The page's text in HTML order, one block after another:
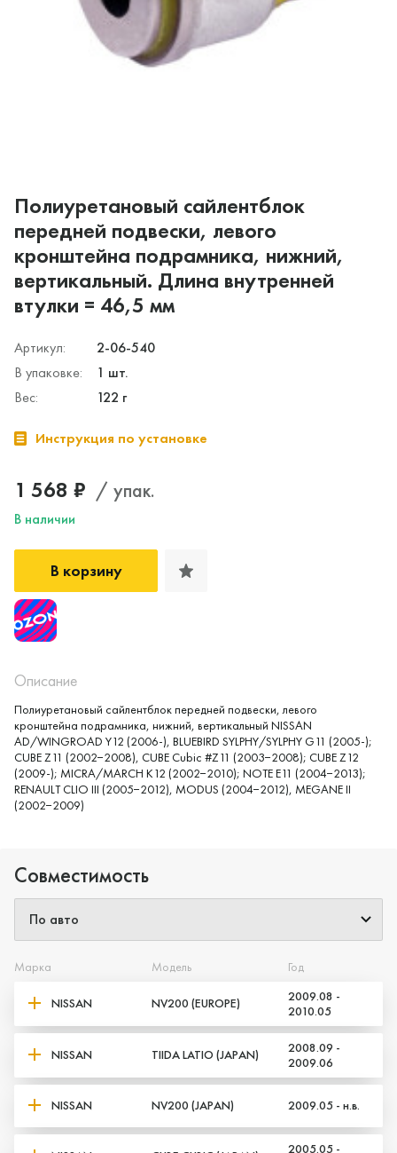
Полиуретановый сайлентблок
передней подвески, левого
кронштейна подрамника, нижний,
вертикальный. Длина внутренней
втулки = 46,5 мм
Артикул:
2-06-540
В упаковке:
1 шт.
Вес:
122 г
Инструкция по установке
1 568 ₽ / упак.
В наличии
В корзину
Описание
Полиуретановый сайлентблок передней подвески, левого
кронштейна подрамника, нижний, вертикальный NISSAN
AD/WINGROAD Y12 (2006-), BLUEBIRD SYLPHY/SYLPHY G11 (2005-);
CUBE Z11 (2002−2008), CUBE Cubic #Z11 (2003−2008); CUBE Z12
(2009-); MICRA/MARCH K12 (2002−2010); NOTE E11 (2004−2013);
RENAULT CLIO III (2005−2012), MODUS (2004−2012), MEGANE II
(2002−2009)
Совместимость
Марка Модель Год
NISSAN NV200 (EUROPE)
2009.08 -
2010.05
NISSAN TIIDA LATIO (JAPAN)
2008.09 -
2009.06
NISSAN NV200 (JAPAN) 2009.05 - н.в.
2005.05 -